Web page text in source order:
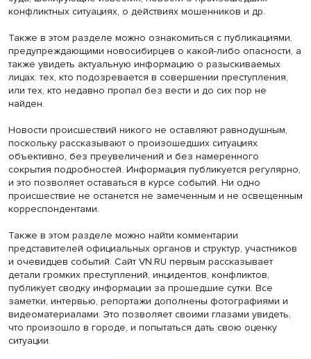
конфликтных ситуациях, о действиях мошенников и др.
Также в этом разделе можно ознакомиться с публикациями,
предупреждающими новосибирцев о какой-либо опасности, а
также увидеть актуальную информацию о разыскиваемых
лицах: тех, кто подозревается в совершении преступления,
или тех, кто недавно пропал без вести и до сих пор не
найден.
Новости происшествий никого не оставляют равнодушным,
поскольку рассказывают о произошедших ситуациях
объективно, без преувеличений и без намеренного
сокрытия подробностей. Информация публикуется регулярно,
и это позволяет оставаться в курсе событий. Ни одно
происшествие не останется не замеченным и не освещенным
корреспондентами.
Также в этом разделе можно найти комментарии
представителей официальных органов и структур, участников
и очевидцев событий. Сайт VN.RU первым рассказывает
детали громких преступлений, инцидентов, конфликтов,
публикует сводку информации за прошедшие сутки. Все
заметки, интервью, репортажи дополнены фотографиями и
видеоматериалами. Это позволяет своими глазами увидеть,
что произошло в городе, и попытаться дать свою оценку
ситуации.